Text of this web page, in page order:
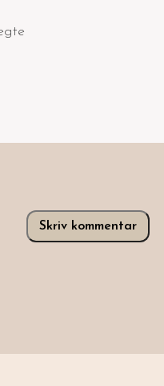
Skriv kommentar